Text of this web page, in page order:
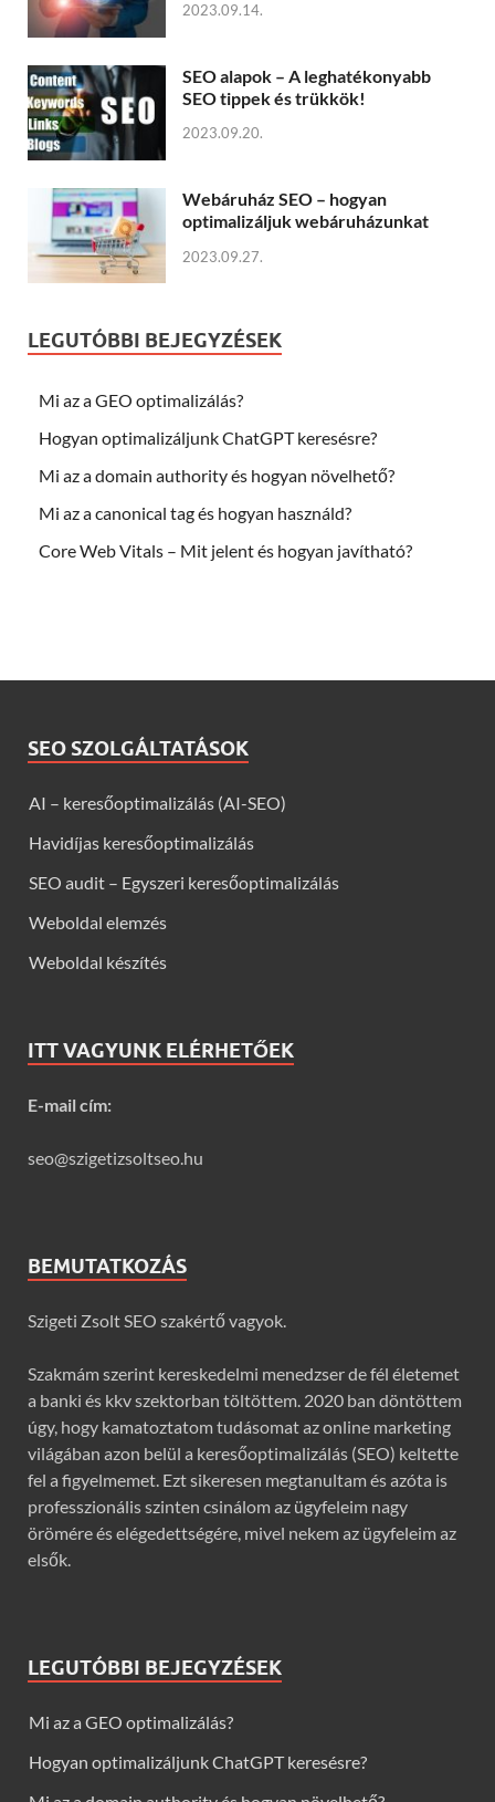
2023.09.14.
SEO alapok – A leghatékonyabb
SEO tippek és trükkök!
2023.09.20.
Webáruház SEO – hogyan
optimalizáljuk webáruházunkat
2023.09.27.
LEGUTÓBBI BEJEGYZÉSEK
Mi az a GEO optimalizálás?
Hogyan optimalizáljunk ChatGPT keresésre?
Mi az a domain authority és hogyan növelhető?
Mi az a canonical tag és hogyan használd?
Core Web Vitals – Mit jelent és hogyan javítható?
SEO SZOLGÁLTATÁSOK
AI – keresőoptimalizálás (AI-SEO)
Havidíjas keresőoptimalizálás
SEO audit – Egyszeri keresőoptimalizálás
Weboldal elemzés
Weboldal készítés
ITT VAGYUNK ELÉRHETŐEK
E-mail cím:
seo@szigetizsoltseo.hu
BEMUTATKOZÁS
Szigeti Zsolt SEO szakértő vagyok.
Szakmám szerint kereskedelmi menedzser de fél életemet
a banki és kkv szektorban töltöttem. 2020 ban döntöttem
úgy, hogy kamatoztatom tudásomat az online marketing
világában azon belül a keresőoptimalizálás (SEO) keltette
fel a figyelmemet. Ezt sikeresen megtanultam és azóta is
professzionális szinten csinálom az ügyfeleim nagy
örömére és elégedettségére, mivel nekem az ügyfeleim az
elsők.
LEGUTÓBBI BEJEGYZÉSEK
Mi az a GEO optimalizálás?
Hogyan optimalizáljunk ChatGPT keresésre?